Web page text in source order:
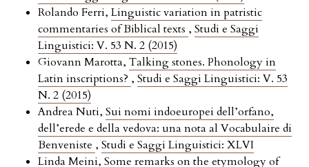
Rolando Ferri, Linguistic variation in patristic
commentaries of Biblical texts , Studi e Saggi
Linguistici: V. 53 N. 2 (2015)
Giovann Marotta, Talking stones. Phonology in
Latin inscriptions? , Studi e Saggi Linguistici: V. 53
N. 2 (2015)
Andrea Nuti, Sui nomi indoeuropei dell’orfano,
dell’erede e della vedova: una nota al Vocabulaire di
Benveniste , Studi e Saggi Linguistici: XLVI
Linda Meini, Some remarks on the etymology of